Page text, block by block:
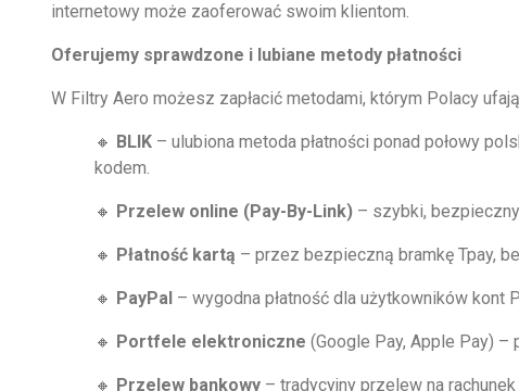
internetowy może zaoferować swoim klientom.
Oferujemy sprawdzone i lubiane metody płatności
W Filtry Aero możesz zapłacić metodami, którym Polacy
🔸 BLIK – ulubiona metoda płatności ponad połowy
kodem.
🔸 Przelew online (Pay-By-Link) – szybki,
🔸 Płatność kartą – przez bezpieczną bramkę Tpay,
🔸 PayPal – wygodna płatność dla użytkowników kont
🔸 Portfele elektroniczne (Google Pay, Apple Pay) –
🔸 Przelew bankowy – tradycyjny przelew na rachunek